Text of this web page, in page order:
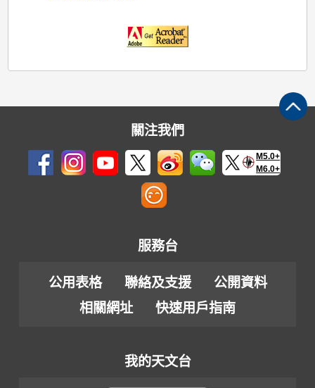
關注我們
M5.0+
M6.0+
服務台
公用表格 聯絡及支援
公開資料
相關網址
快速用戶指南
我的天文台